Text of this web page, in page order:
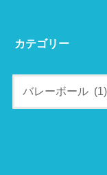
カテゴリー